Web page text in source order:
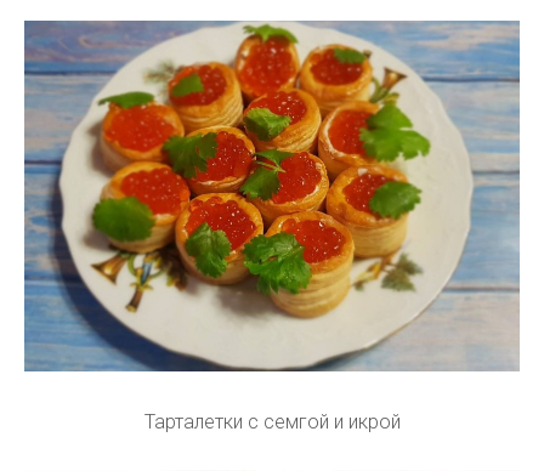
Тарталетки с семгой и икрой